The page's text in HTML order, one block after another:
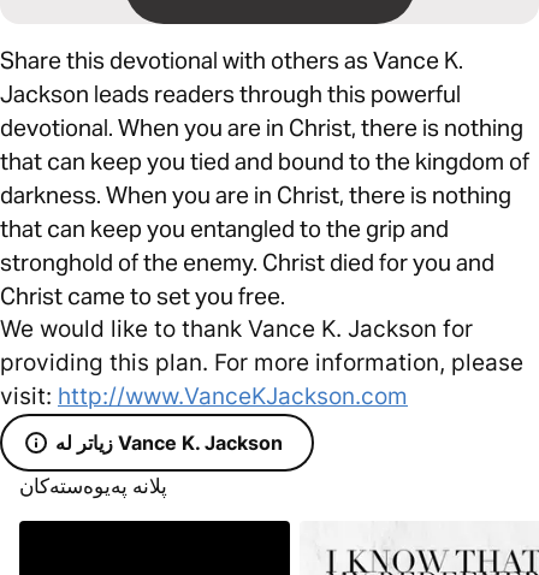
Share this devotional with others as Vance K.
Jackson leads readers through this powerful
devotional. When you are in Christ, there is nothing
that can keep you tied and bound to the kingdom of
darkness. When you are in Christ, there is nothing
that can keep you entangled to the grip and
stronghold of the enemy. Christ died for you and
Christ came to set you free.
We would like to thank Vance K. Jackson for
providing this plan. For more information, please
visit: http://www.VanceKJackson.com
زیاتر لە Vance K. Jackson
پلانە پەیوەستەکان